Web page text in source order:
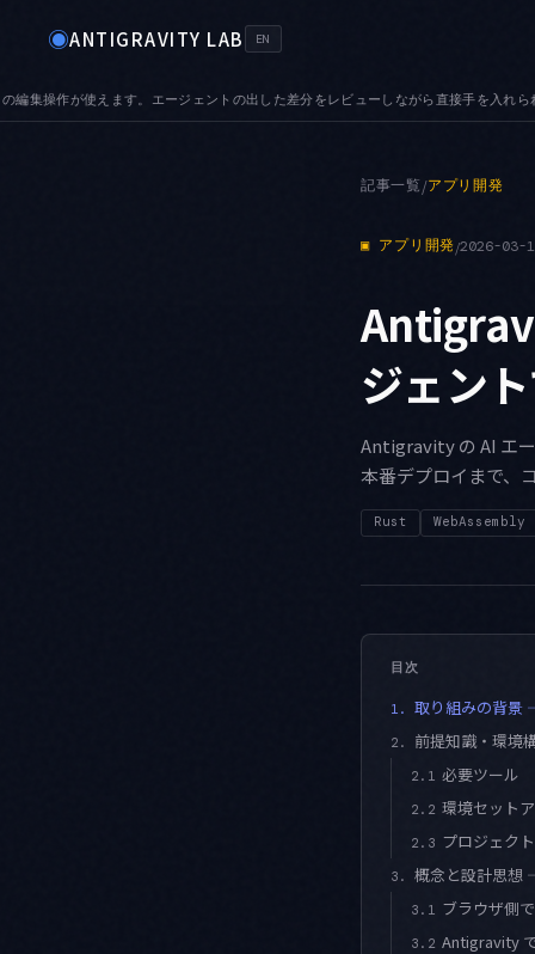
◉ANTIGRAVITY LAB EN
ーしながら直接手を入れられます ●TABS — プレビュータブが加わりました。次の
記事一覧/アプリ開発
▣ アプリ開発/2026-03-
ジェン
Antigravity の AI エ
本番デプロイまで、
Rust WebAssembly
目次
1. 取り組みの背景
2. 前提知識・環境
2.1 必要ツール
2.2 環境セット
2.3 プロジェク
3. 概念と設計思想
3.1 ブラウザ側
3.2 Antigravity